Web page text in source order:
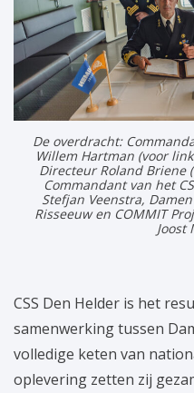
De overdracht:
Willem Hartman (voor
Directeur Roland Briene
Commandant van het
Stefjan Veenstra,
Risseeuw en COMMIT
Joost
CSS Den Helder is het
samenwerking tussen
volledige keten van
oplevering zetten zij